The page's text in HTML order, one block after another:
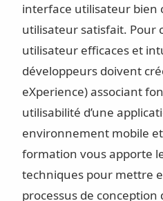
interface utilisateur bien
utilisateur satisfait. Pour
utilisateur efficaces et
développeurs doivent
eXperience) associant
utilisabilité d’une
environnement mobile
formation vous apporte
techniques pour mettre
processus de conception